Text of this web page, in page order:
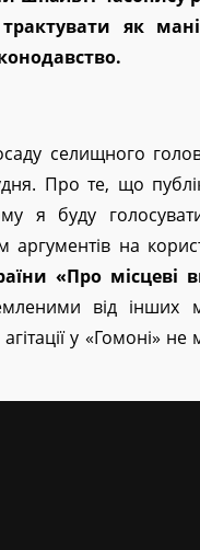
як
селищного
Про те, що
я буду
аргументів на
«Про місцеві
від інших
у «Гомоні»